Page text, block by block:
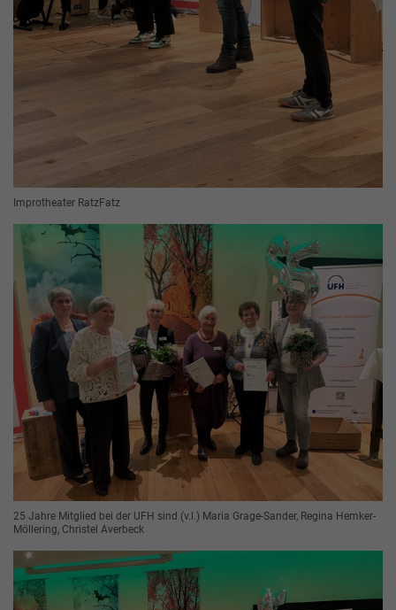
Improtheater RatzFatz
25 Jahre Mitglied bei der UFH sind (v.l.) Maria Grage-Sander, Regina Hemker-
Möllering, Christel Averbeck